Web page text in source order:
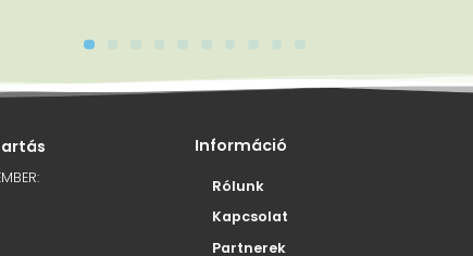
Információ
Rólunk
Kapcsolat
Partnerek